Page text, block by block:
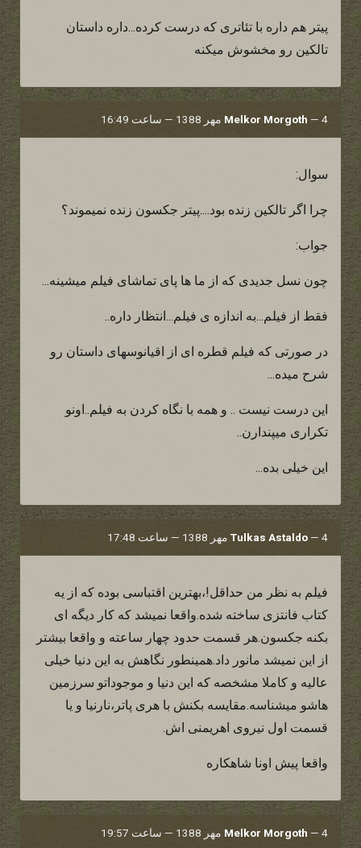
پیتر هم داره با تئاتری که درست کرده...داره داستان
تالکین رو مخشوش میکنه
Melkor Morgoth — 4 مهر 1388 — ساعت 16:49
سوال:
چرا اگر تالکین زنده بود....پیتر جکسون زنده نمیموند؟
جواب:
چون نسل جدیدی که از ما ها پای تماشای فیلم میشینه...
فقط از فیلم...به اندازه ی فیلم...انتظار داره..
در صورتی که فیلم قطره ای از اقیانوسهای داستان رو
شرح میده...
این درست نیست .. و همه با نگاه کردن به فیلم..اونو
تکراری میپندارن..
این خیلی بده...
Tulkas Astaldo — 4 مهر 1388 — ساعت 17:48
فیلم به نظر من حداقل!،بهترین اقتباسی بوده که از یه
کتاب فانتزی ساخته شده.واقعا نمیشد که کار دیگه ای
بکنه جکسون.هر قسمت حدود چهار ساعته و واقعا بیشتر
از این نمیشد مانور داد.همینطور نگاهش به این دنیا خیلی
عالیه و کاملا مشخصه که این دنیا و موجوداتو سرزمین
هاشو میشناسه.مقایسه بکنش با هری پاتر،نارنیا و یا
قسمت اول نیروی اهریمنی اش.
واقعا پیش اونا شاهکاره
Melkor Morgoth — 4 مهر 1388 — ساعت 19:57